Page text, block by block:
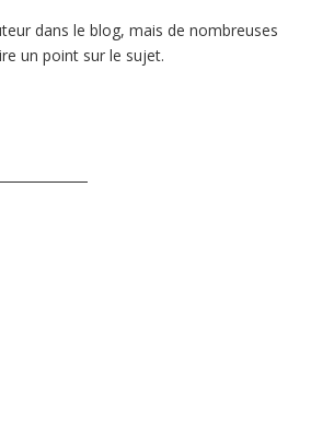
dans le blog, mais de nombreuses
un point sur le sujet.